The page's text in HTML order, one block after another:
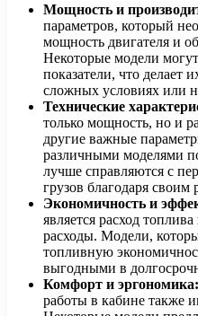
Мощность и
параметров, который
мощность двигателя и
Некоторые модели
показатели, что делает
сложных условиях или
Технические
только мощность, но и
другие важные
различными моделями
лучше справляются с
грузов благодаря
Экономичность и
является расход
расходы. Модели,
топливную
выгодными в
Комфорт и эргономика:
работы в кабине также